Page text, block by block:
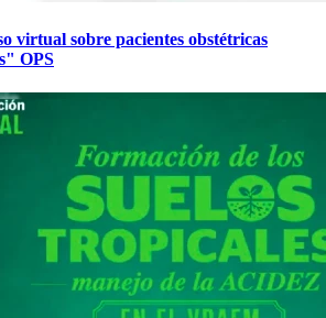
virtual sobre pacientes obstétricas
OPS